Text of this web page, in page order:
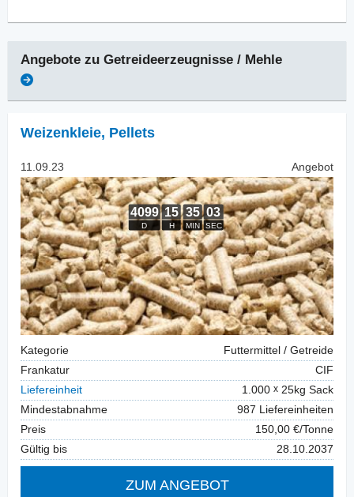
Angebote zu Getreideerzeugnisse / Mehle
Weizenkleie, Pellets
11.09.23 Angebot
Kategorie
Futtermittel / Getreide
Frankatur
CIF
Liefereinheit
1.000
25kg Sack
Mindestabnahme
987 Liefereinheiten
Preis
150,00 €/Tonne
Gültig bis
28.10.2037
ZUM ANGEBOT